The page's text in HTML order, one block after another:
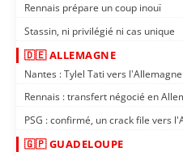
Rennais prépare un coup inouï
Stassin, ni privilégié ni cas unique
🇩🇪 ALLEMAGNE
Nantes : Tylel Tati vers l'Allemagne
Rennais : transfert négocié en
PSG : confirmé, un crack file vers
🇬🇵 GUADELOUPE